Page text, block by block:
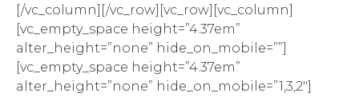
[/vc_column][/vc_row][vc_row][vc_column]
[vc_empty_space height=”4.37em”
alter_height=”none” hide_on_mobile=””]
[vc_empty_space height=”4.37em”
alter_height=”none” hide_on_mobile=”1,3,2″]